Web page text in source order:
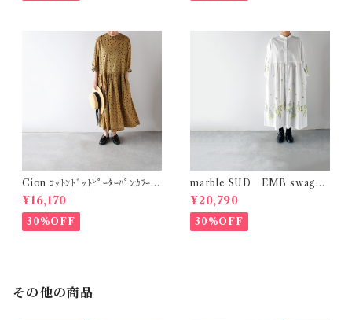
Cion ｺｯﾄﾝﾄﾞｯﾄﾋﾟｰﾀｰﾊﾟﾝｶﾗｰﾜﾝ
ﾋﾟｰｽ (ｵﾘｰﾌﾞﾌﾞﾗｳﾝ) 19-2525
9
¥16,170
30%OFF
marble SUD EMB swag
(綿) ｼｬﾂﾜﾝﾋﾟｰｽ (ﾎﾜｲﾄ)
¥20,790
30%OFF
その他の商品